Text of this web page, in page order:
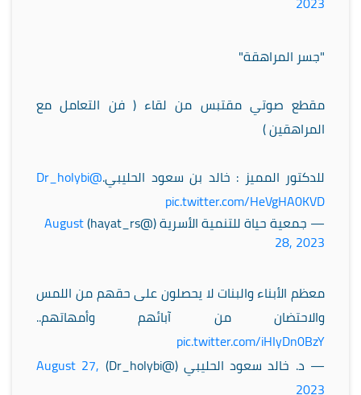
"جسر المراهقة"
مقطع صوتي مقتبس من لقاء ( فن التعامل مع
المراهقين )
للدكتور المميز : خالد بن سعود الحليبي.@Dr_holybi
pic.twitter.com/HeVgHA0KVD
— جمعية حياة للتنمية الأسرية (@hayat_rs)
August
28, 2023
معظم الأبناء والبنات لا يحصلون على حقهم من اللمس
والاحتضان من آبائهم وأمهاتهم..
pic.twitter.com/iHIyDn0BzY
— د. خالد سعود الحليبي (@Dr_holybi)
August 27,
2023